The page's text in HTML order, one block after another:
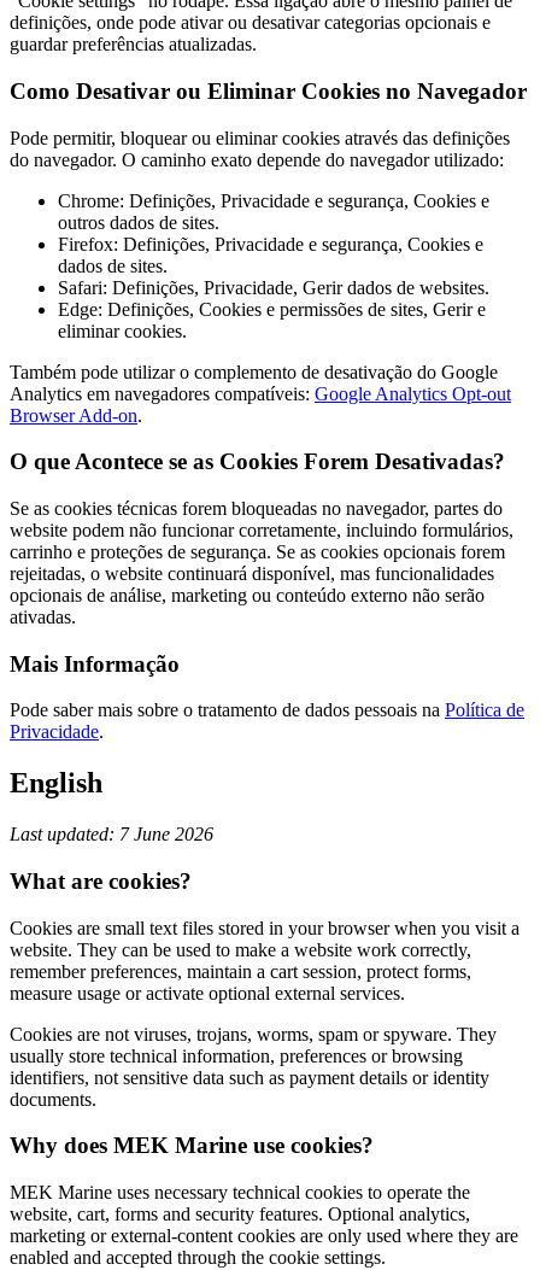
definições, onde pode ativar ou desativar categorias opcionais e
guardar preferências atualizadas.
Como Desativar ou Eliminar Cookies no Navegador
Pode permitir, bloquear ou eliminar cookies através das definições
do navegador. O caminho exato depende do navegador utilizado:
Chrome: Definições, Privacidade e segurança, Cookies e
outros dados de sites.
Firefox: Definições, Privacidade e segurança, Cookies e
dados de sites.
Safari: Definições, Privacidade, Gerir dados de websites.
Edge: Definições, Cookies e permissões de sites, Gerir e
eliminar cookies.
Também pode utilizar o complemento de desativação do Google
Analytics em navegadores compatíveis: Google Analytics Opt-out
Browser Add-on.
O que Acontece se as Cookies Forem Desativadas?
Se as cookies técnicas forem bloqueadas no navegador, partes do
website podem não funcionar corretamente, incluindo formulários,
carrinho e proteções de segurança. Se as cookies opcionais forem
rejeitadas, o website continuará disponível, mas funcionalidades
opcionais de análise, marketing ou conteúdo externo não serão
ativadas.
Mais Informação
Pode saber mais sobre o tratamento de dados pessoais na Política de
Privacidade.
English
Last updated: 7 June 2026
What are cookies?
Cookies are small text files stored in your browser when you visit a
website. They can be used to make a website work correctly,
remember preferences, maintain a cart session, protect forms,
measure usage or activate optional external services.
Cookies are not viruses, trojans, worms, spam or spyware. They
usually store technical information, preferences or browsing
identifiers, not sensitive data such as payment details or identity
documents.
Why does MEK Marine use cookies?
MEK Marine uses necessary technical cookies to operate the
website, cart, forms and security features. Optional analytics,
marketing or external-content cookies are only used where they are
enabled and accepted through the cookie settings.